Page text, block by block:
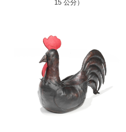
15 公分）